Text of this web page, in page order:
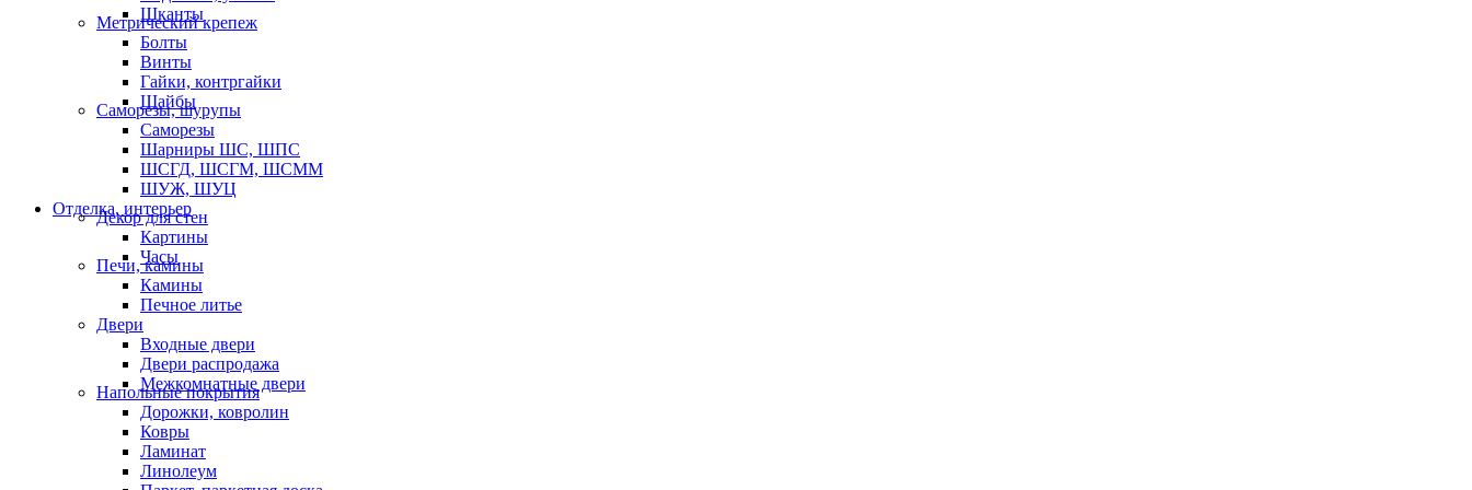
Шканты
Метрический крепеж
Болты
Винты
Гайки, контргайки
Шайбы
Саморезы, шурупы
Саморезы
Шарниры ШС, ШПС
ШСГД, ШСГМ, ШСММ
ШУЖ, ШУЦ
Отделка, интерьер
Декор для стен
Картины
Часы
Печи, камины
Камины
Печное литье
Двери
Входные двери
Двери распродажа
Межкомнатные двери
Напольные покрытия
Дорожки, ковролин
Ковры
Ламинат
Линолеум